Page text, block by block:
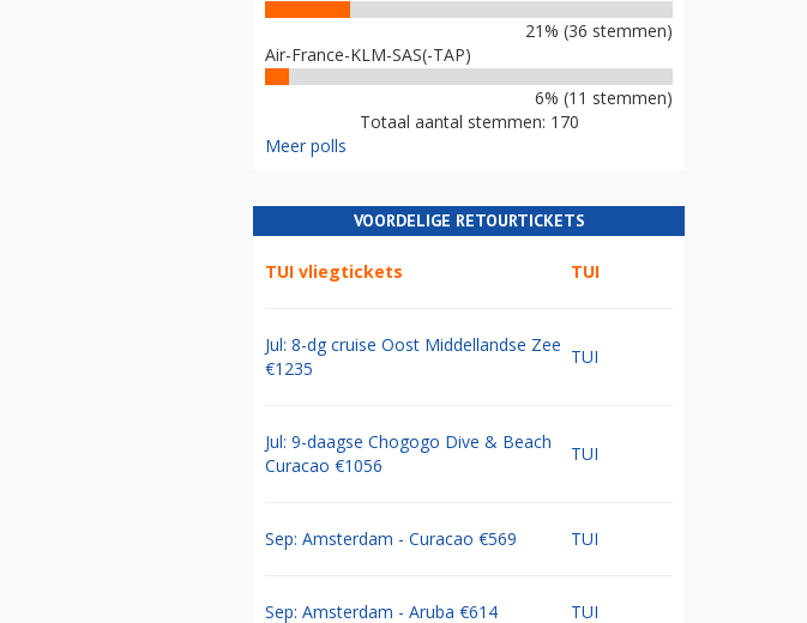
21% (36 stemmen)
Air-France-KLM-SAS(-TAP)
6% (11 stemmen)
Totaal aantal stemmen: 170
Meer polls
VOORDELIGE RETOURTICKETS
TUI vliegtickets TUI
Jul: 8-dg cruise Oost Middellandse Zee
€1235
TUI
Jul: 9-daagse Chogogo Dive & Beach
Curacao €1056
TUI
Sep: Amsterdam - Curacao €569 TUI
Sep: Amsterdam - Aruba €614 TUI